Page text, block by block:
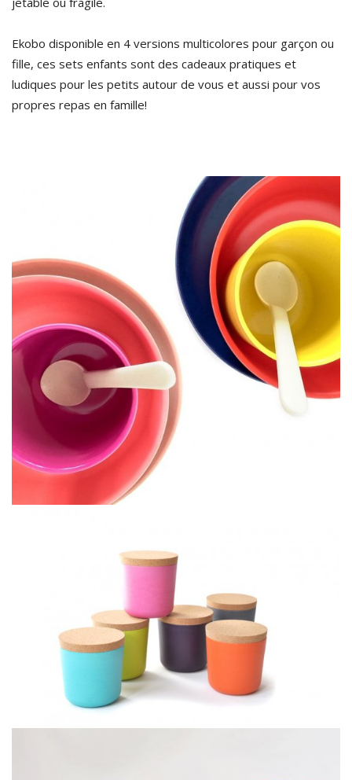
Ekobo disponible en 4 versions multicolores pour garçon ou
fille, ces sets enfants sont des cadeaux pratiques et
ludiques pour les petits autour de vous et aussi pour vos
propres repas en famille!